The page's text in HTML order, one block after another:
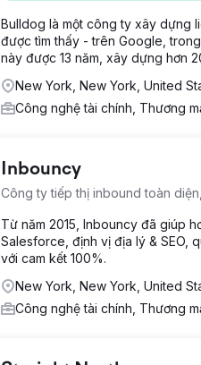
Bulldog là một công ty xây dựng
được tìm thấy - trên Google,
này được 13 năm, xây dựng hơn
New York, New York, United
Công nghệ tài chính, Thương
Inbouncy
Công ty tiếp thị inbound toàn
Từ năm 2015, Inbouncy đã giúp
Salesforce, định vị địa lý & SEO,
với cam kết 100%.
New York, New York, United
Công nghệ tài chính, Thương